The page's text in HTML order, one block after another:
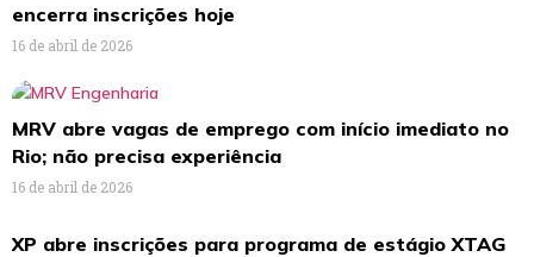
encerra inscrições hoje
16 de abril de 2026
MRV abre vagas de emprego com início imediato no
Rio; não precisa experiência
16 de abril de 2026
XP abre inscrições para programa de estágio XTAG